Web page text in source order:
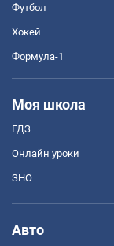
Футбол
Хокей
Формула-1
Моя школа
ГДЗ
Онлайн уроки
ЗНО
Авто